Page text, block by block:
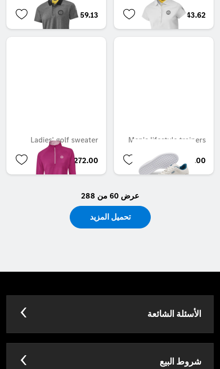
QAR 543.62
QAR 559.13
Men's lifestyle trainers
QAR 834.00
Ladies' golf sweater
QAR 272.00
عرض 60 من 288
تحميل المزيد
الأسئلة الشائعة
شروط البيع